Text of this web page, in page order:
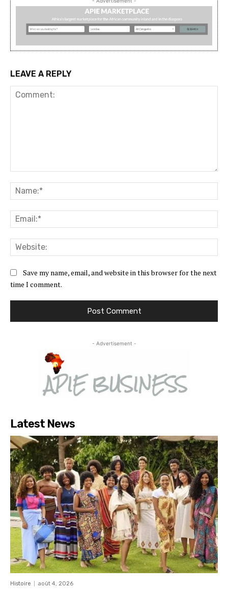
LEAVE A REPLY
Save my name, email, and website in this browser for the next
time I comment.
- Advertisement -
Latest News
Histoire août 4, 2026